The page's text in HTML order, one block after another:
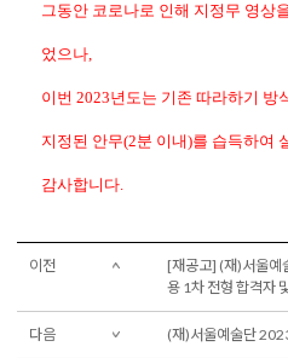
그동안 코로나로 인해 지정무 영상
었으나,
이번 2023년도는 기존 따라하기 방
지정된 안무(2분 이내)를 습득하여
감사합니다.
이전
[재공고] (재)서울예
용 1차 전형 합격자
다음 (재)서울예술단